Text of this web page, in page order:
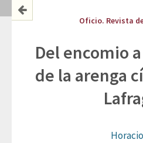
Oficio. Revista
Del encomio
de la arenga